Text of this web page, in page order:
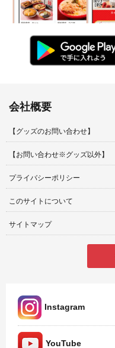
会社概要
【グッズのお問い合わせ】
【お問い合わせ※グッズ以外】
プライバシーポリシー
このサイトについて
サイトマップ
Instagram
YouTube